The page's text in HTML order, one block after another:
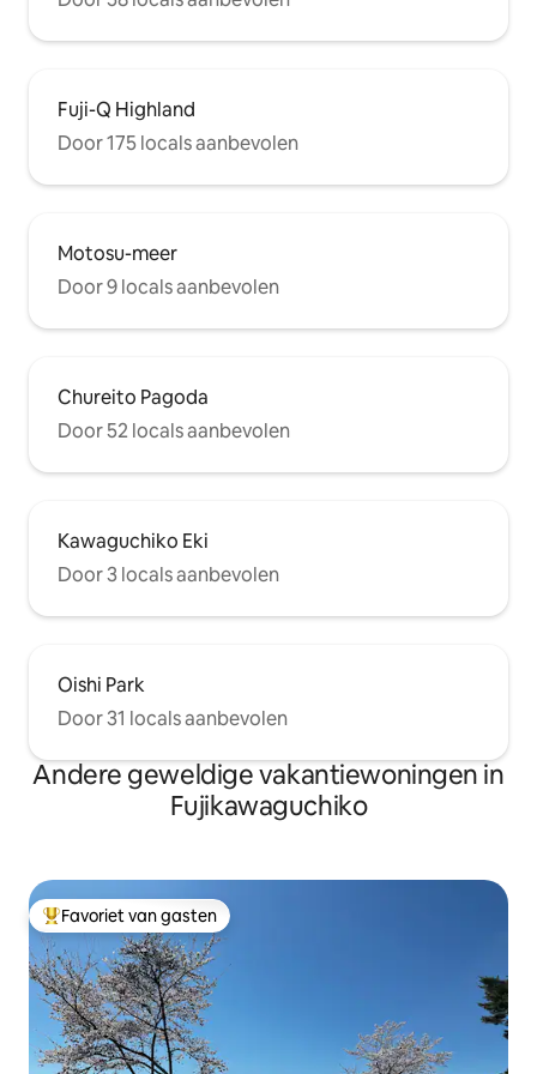
Fuji-Q Highland
Door 175 locals aanbevolen
Motosu-meer
Door 9 locals aanbevolen
Chureito Pagoda
Door 52 locals aanbevolen
Kawaguchiko Eki
Door 3 locals aanbevolen
Oishi Park
Door 31 locals aanbevolen
Andere geweldige vakantiewoningen in
Fujikawaguchiko
Topfavoriet van gasten
Favoriet van gasten